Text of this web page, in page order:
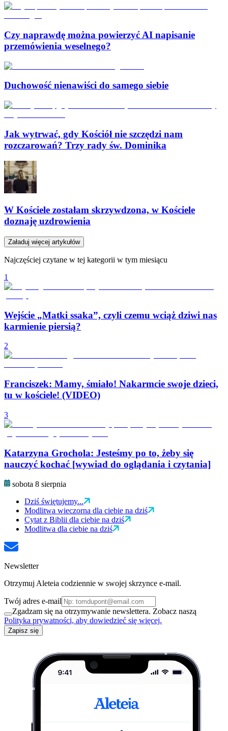
Czy naprawdę można powierzyć AI napisanie
przemówienia weselnego?
Duchowość nienawiści do samego siebie
Jak wytrwać, gdy Kościół nie szczędzi nam
rozczarowań? Trzy rady św. Dominika
W Kościele zostałam skrzywdzona, w Kościele
doznaję uzdrowienia
Załaduj więcej artykułów
Najczęściej czytane w tej kategorii w tym miesiącu
1
Wejście „Matki ssaka”, czyli czemu wciąż dziwi nas
karmienie piersią?
2
Franciszek: Mamy, śmiało! Nakarmcie swoje dzieci,
tu w kościele! (VIDEO)
3
Katarzyna Grochola: Jesteśmy po to, żeby się
nauczyć kochać [wywiad do oglądania i czytania]
sobota 8 sierpnia
Dziś świętujemy...
Modlitwa wieczorna dla ciebie na dziś
Cytat z Biblii dla ciebie na dziś
Modlitwa dla ciebie na dziś
Newsletter
Otrzymuj Aleteia codziennie w swojej skrzynce e-mail.
Twój adres e-mail
Zgadzam się na otrzymywanie newslettera. Zobacz naszą
Polityka prywatności, aby dowiedzieć się więcej.
Zapisz się